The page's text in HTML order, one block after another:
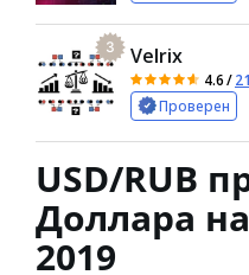
3 Velrix
4.6/
Проверен
USD/RUB
Доллара
2019